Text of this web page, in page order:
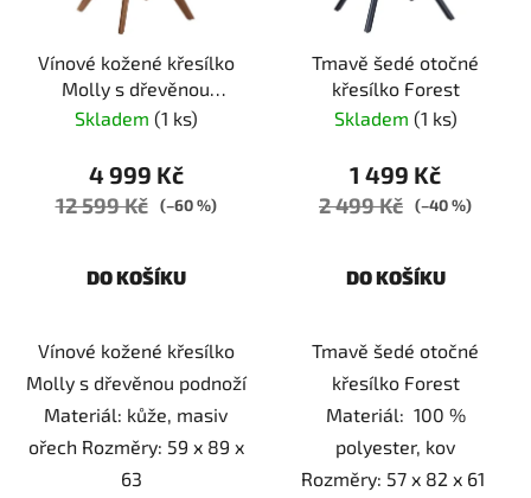
Vínové kožené křesílko
Molly s dřevěnou
podnoží
Skladem (1 ks)
4 999 Kč
12 599 Kč (–60 %)
DO KOŠÍKU
Vínové kožené křesílko
Molly s dřevěnou podnoží
Materiál: kůže, masiv
ořech Rozměry: 59 x 89 x
63
Tmavě šedé otočné
křesílko Forest
Skladem (1 ks)
1 499 Kč
2 499 Kč (–40 %)
DO KOŠÍKU
Tmavě šedé otočné
křesílko Forest
Materiál: 100 %
polyester, kov
Rozměry: 57 x 82 x 61